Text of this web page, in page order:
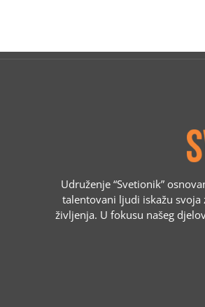
Udruženje “Svetionik”
talentovani ljudi iskažu
življenja. U fokusu našeg